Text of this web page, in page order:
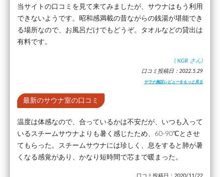
当サイトの口コミを見て来てみましたが、サウナはもう利用
できないようです。昭和感満載の昔ながらの銭湯が堪能でき
る場所なので、お風呂だけでもどうぞ。タオルなどの貸出は
有料です。
( KGR さん)
口コミ投稿日：2022.5.29
サウナ施設レビューをもっと見る
最新のサウナ室の口コミ
温度は体感なので、合っているかは不安だが、いつも入って
いるスチームサウナよりも暑く感じたため、60-90℃とさせ
てもらった。スチームサウナには珍しく、息をすると肺が暑
くなる感覚があり、かなり短時間で芯まで暖まった。
口コミ投稿日：2020/11/22